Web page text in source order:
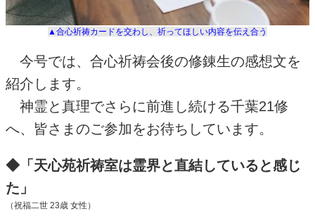
▲合心祈祷カードを交わし、祈ってほしい内容を伝え合う
今号では、合心祈祷会後の修錬生の感想文を
紹介します。
神霊と真理でさらに前進し続ける千葉21修
へ、皆さまのご参加をお待ちしています。
◆「天心苑祈祷室は霊界と直結していると感じ
た」
（祝福二世 23歳 女性）